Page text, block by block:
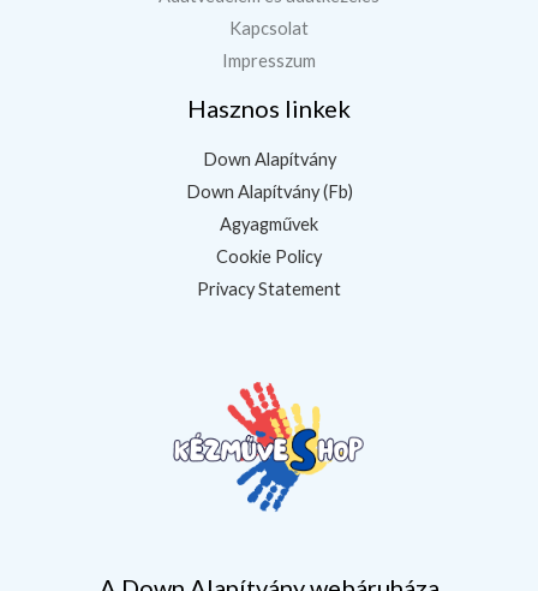
Kapcsolat
Impresszum
Hasznos linkek
Down Alapítvány
Down Alapítvány (Fb)
Agyagművek
Cookie Policy
Privacy Statement